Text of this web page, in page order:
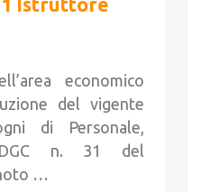
Istruttore
economico
del vigente
di Personale,
n. 31 del
…